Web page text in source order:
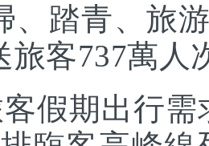
、踏青、旅
旅客737萬人
期出行需